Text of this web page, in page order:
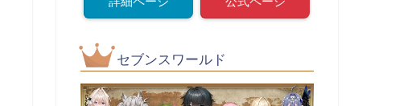
セブンスワールド